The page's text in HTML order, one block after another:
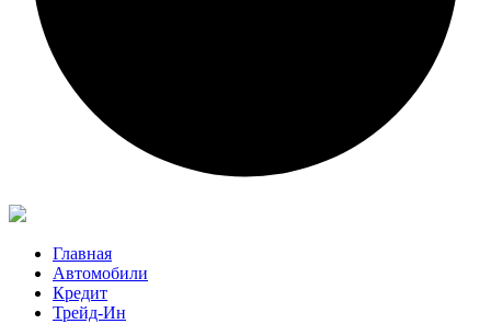
Главная
Автомобили
Кредит
Трейд-Ин